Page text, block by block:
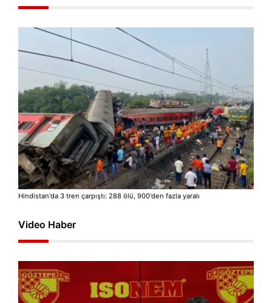
Hindistan'da 3 tren çarpıştı: 288 ölü, 900'den fazla yaralı
Video Haber